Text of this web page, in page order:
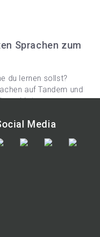
Sprachen zum
du lernen sollst?
auf Tandem und
und Interessen.
Media